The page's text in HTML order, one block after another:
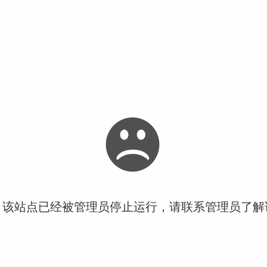
站点已经被管理员停止运行，请联系管理员了